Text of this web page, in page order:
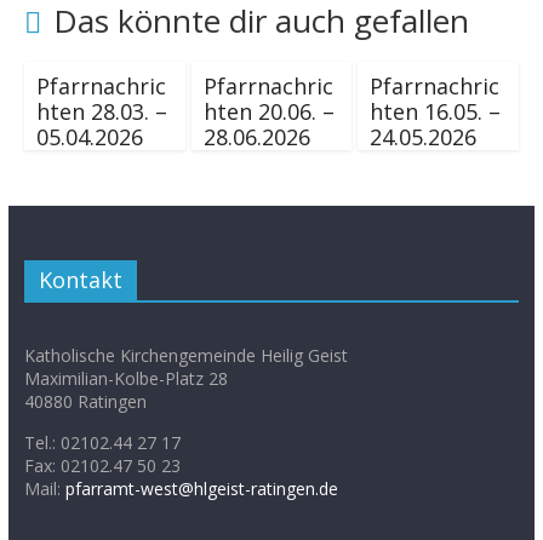
Das könnte dir auch gefallen
Pfarrnachric
hten 28.03. –
05.04.2026
Pfarrnachric
hten 20.06. –
28.06.2026
Pfarrnachric
hten 16.05. –
24.05.2026
Kontakt
Katholische Kirchengemeinde Heilig Geist
Maximilian-Kolbe-Platz 28
40880 Ratingen
Tel.: 02102.44 27 17
Fax: 02102.47 50 23
Mail: pfarramt-west@hlgeist-ratingen.de